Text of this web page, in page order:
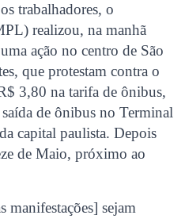
trabalhadores, o
realizou, na manhã
ação no centro de São
que protestam contra o
3,80 na tarifa de ônibus,
de ônibus no Terminal
capital paulista. Depois
de Maio, próximo ao
manifestações] sejam